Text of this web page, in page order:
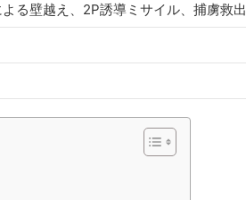
る壁越え、2P誘導ミサイル、捕虜救出